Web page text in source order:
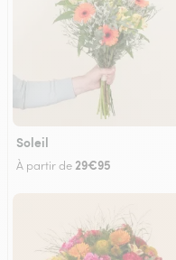
Soleil
À partir de 29€95